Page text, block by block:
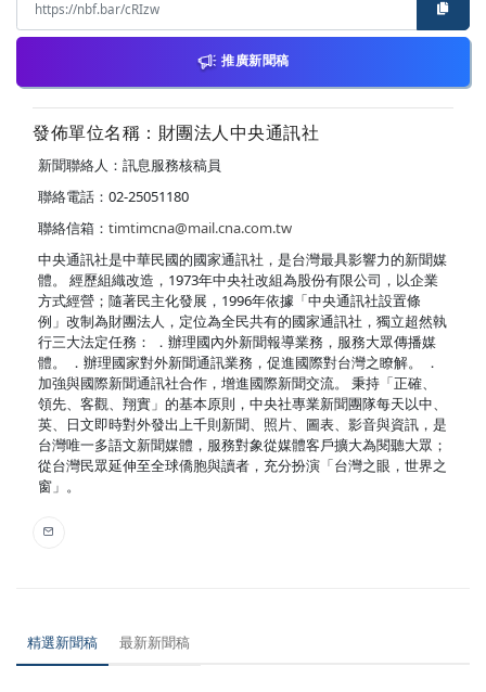
推廣新聞稿
發佈單位名稱：財團法人中央通訊社
新聞聯絡人：訊息服務核稿員
聯絡電話：02-25051180
聯絡信箱： timtimcna@mail.cna.com.tw
中央通訊社是中華民國的國家通訊社，是台灣最具影響力的新聞媒
體。 經歷組織改造，1973年中央社改組為股份有限公司，以企業
方式經營；隨著民主化發展，1996年依據「中央通訊社設置條
例」改制為財團法人，定位為全民共有的國家通訊社，獨立超然執
行三大法定任務： ．辦理國內外新聞報導業務，服務大眾傳播媒
體。 ．辦理國家對外新聞通訊業務，促進國際對台灣之瞭解。 ．
加強與國際新聞通訊社合作，增進國際新聞交流。 秉持「正確、
領先、客觀、翔實」的基本原則，中央社專業新聞團隊每天以中、
英、日文即時對外發出上千則新聞、照片、圖表、影音與資訊，是
台灣唯一多語文新聞媒體，服務對象從媒體客戶擴大為閱聽大眾；
從台灣民眾延伸至全球僑胞與讀者，充分扮演「台灣之眼，世界之
窗」。
精選新聞稿 最新新聞稿